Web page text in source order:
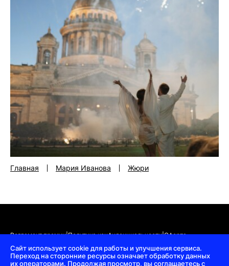
Главная Мария Иванова Жюри
Регламент премии|Политика конфиденциальности|Оферта
© 2018—2026 Всероссийская премия «TOP100AWARDS»
Сайт использует cookie для работы и улучшения сервиса.
Переход на сторонние ресурсы означает обработку данных
их операторами. Продолжая просмотр, вы соглашаетесь с